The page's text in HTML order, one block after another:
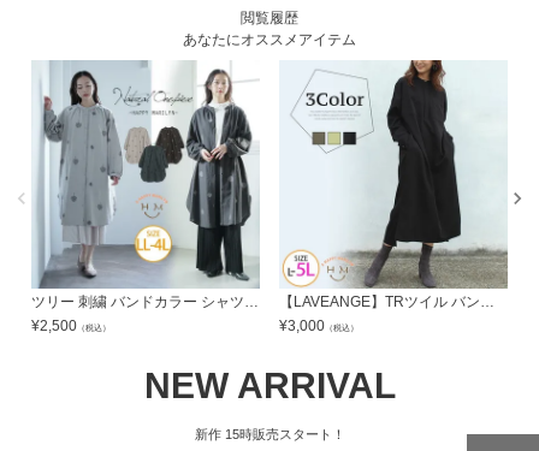
閲覧履歴
あなたにオススメアイテム
¥2,500 （税込）
¥3,000 （税込）
NEW ARRIVAL
新作 15時販売スタート！